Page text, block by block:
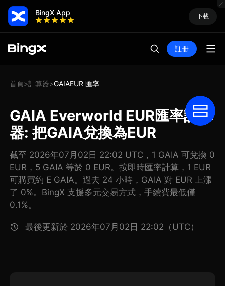
BingX App 下載
註冊
首頁>計算器>GAIAEUR 匯率
GAIA Everworld EUR匯率計算
器: 把GAIA兌換為EUR
截至 2026年07月02日 22:02 UTC，1 GAIA 可兌換 0
EUR，5 GAIA 等於 0 EUR。按即時匯率計算，1 EUR
可購買約 E GAIA。過去 24 小時，GAIA 對 EUR 上漲
了 0%。BingX 支援多元交易方式，手續費最低僅
0.1%。
最後更新於 2026年07月02日 22:02（UTC）